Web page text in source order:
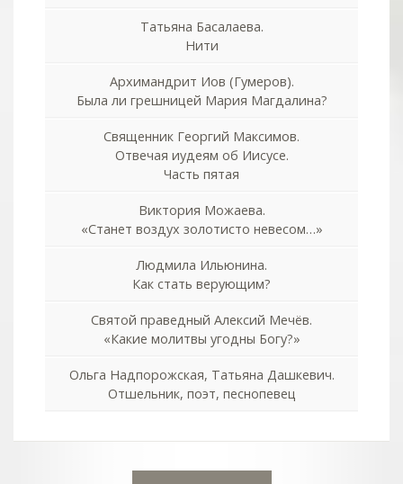
Татьяна Басалаева.
Нити
Архимандрит Иов (Гумеров).
Была ли грешницей Мария Магдалина?
Священник Георгий Максимов.
Отвечая иудеям об Иисусе.
Часть пятая
Виктория Можаева.
«Станет воздух золотисто невесом…»
Людмила Ильюнина.
Как стать верующим?
Святой праведный Алексий Мечёв.
«Какие молитвы угодны Богу?»
Ольга Надпорожская, Татьяна Дашкевич.
Отшельник, поэт, песнопевец